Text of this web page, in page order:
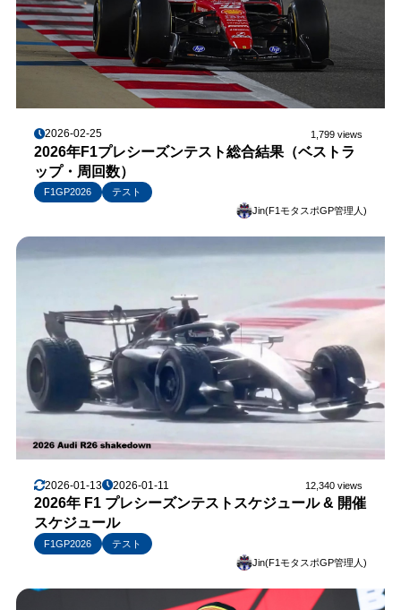
2026-02-25 1,799 views
2026年F1プレシーズンテスト総合結果（ベストラ
ップ・周回数）
F1GP2026
テスト
Jin(F1モタスポGP管理人)
2026-01-13 2026-01-11 12,340 views
2026年 F1 プレシーズンテストスケジュール & 開催
スケジュール
F1GP2026
テスト
Jin(F1モタスポGP管理人)